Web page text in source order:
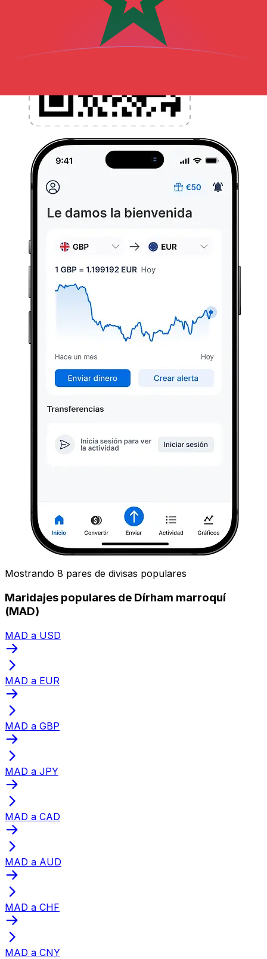
Mostrando 8 pares de divisas populares
Maridajes populares de Dírham marroquí
(MAD)
MAD a USD
MAD a EUR
MAD a GBP
MAD a JPY
MAD a CAD
MAD a AUD
MAD a CHF
MAD a CNY